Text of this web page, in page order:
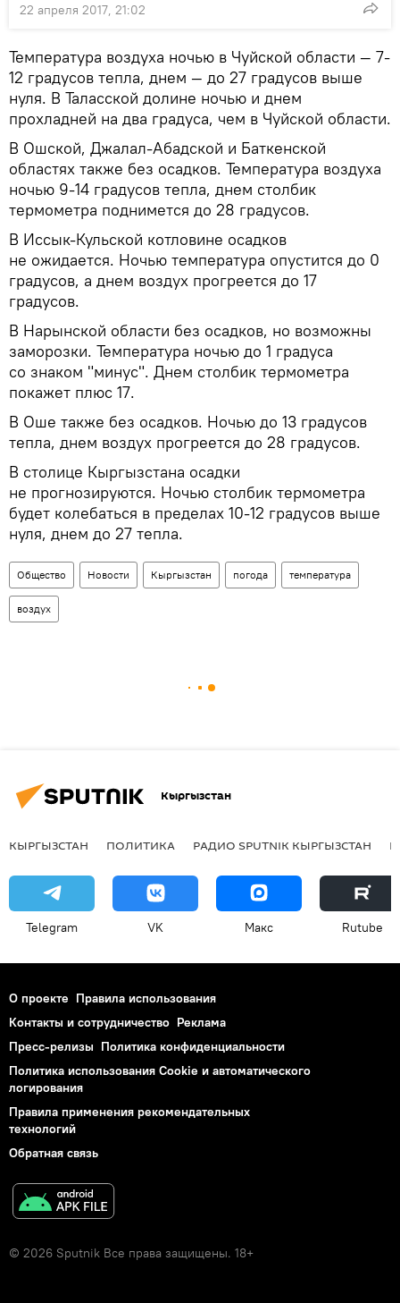
22 апреля 2017, 21:02
Температура воздуха ночью в Чуйской области — 7-
12 градусов тепла, днем — до 27 градусов выше
нуля. В Таласской долине ночью и днем
прохладней на два градуса, чем в Чуйской области.
В Ошской, Джалал-Абадской и Баткенской
областях также без осадков. Температура воздуха
ночью 9-14 градусов тепла, днем столбик
термометра поднимется до 28 градусов.
В Иссык-Кульской котловине осадков
не ожидается. Ночью температура опустится до 0
градусов, а днем воздух прогреется до 17
градусов.
В Нарынской области без осадков, но возможны
заморозки. Температура ночью до 1 градуса
со знаком "минус". Днем столбик термометра
покажет плюс 17.
В Оше также без осадков. Ночью до 13 градусов
тепла, днем воздух прогреется до 28 градусов.
В столице Кыргызстана осадки
не прогнозируются. Ночью столбик термометра
будет колебаться в пределах 10-12 градусов выше
нуля, днем до 27 тепла.
Общество Новости Кыргызстан погода температура
воздух
Кыргызстан
КЫРГЫЗСТАН ПОЛИТИКА РАДИО SPUTNIK КЫРГЫЗСТАН
Telegram VK Макс Rutube
О проекте Правила использования
Контакты и сотрудничество Реклама
Пресс-релизы Политика конфиденциальности
Политика использования Cookie и автоматического
логирования
Правила применения рекомендательных
технологий
Обратная связь
© 2026 Sputnik Все права защищены. 18+